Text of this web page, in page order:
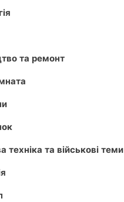
та ремонт
техніка та військові теми